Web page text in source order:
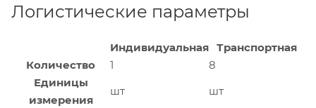
Логистические параметры
Индивидуальная Транспортная
Количество
1
8
Единицы
измерения
шт
шт